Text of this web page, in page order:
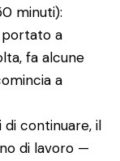
minuti):
a
fa alcune
a
di continuare, il
di lavoro —